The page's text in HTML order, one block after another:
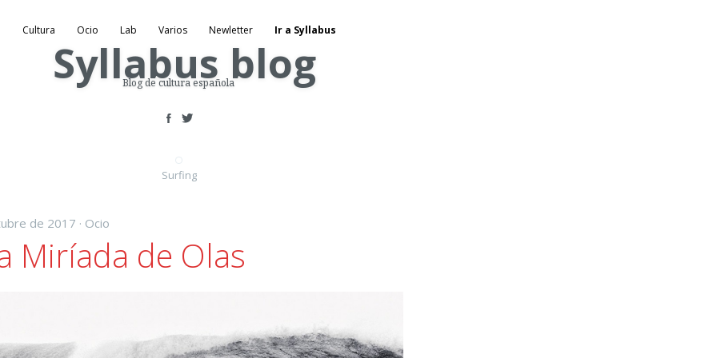
Cultura Ocio Lab Varios Newletter Ir a Syllabus
Blog de cultura española
Surfing
de 2017 · Ocio
Miríada de Olas